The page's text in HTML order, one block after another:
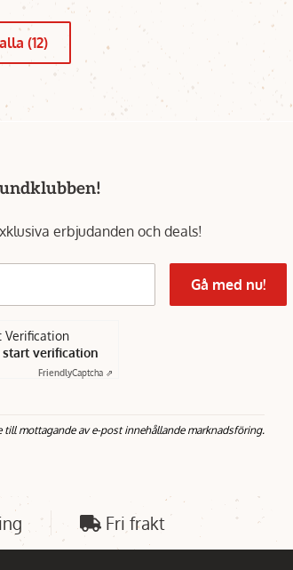
(12)
erbjudanden och deals!
Gå med nu!
Verification
verification
FriendlyCaptcha ⇗
mottagande av e-post innehållande marknadsföring.
Fri frakt